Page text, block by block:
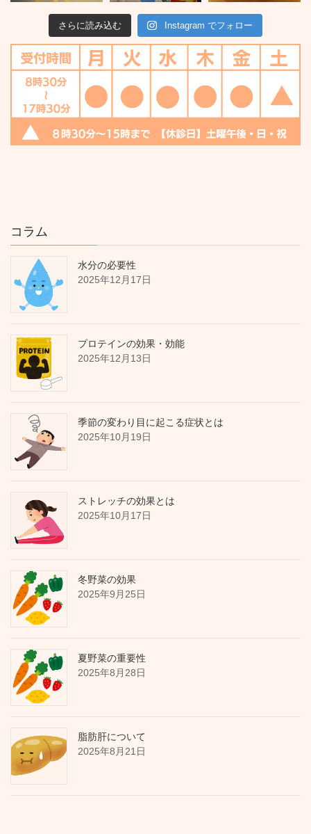
さらに読み込む Instagram でフォロー
コラム
水分の必要性
2025年12月17日
プロテインの効果・効能
2025年12月13日
季節の変わり目に起こる症状とは
2025年10月19日
ストレッチの効果とは
2025年10月17日
冬野菜の効果
2025年9月25日
夏野菜の重要性
2025年8月28日
脂肪肝について
2025年8月21日